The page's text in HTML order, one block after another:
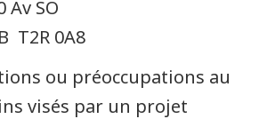
Av SO
T2R 0A8
ou préoccupations au
visés par un projet